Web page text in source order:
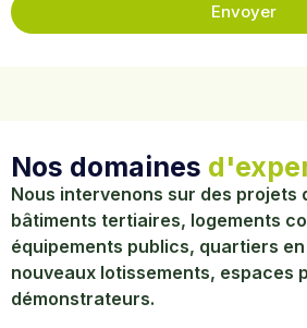
Envoyer
Nos domaines
Nous intervenons sur des projets
bâtiments tertiaires, logements
équipements publics, quartiers
nouveaux lotissements, espaces
démonstrateurs.